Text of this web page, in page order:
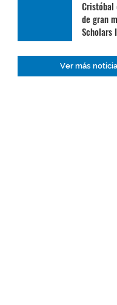
Cristóbal
de gran
Scholars
Ver más